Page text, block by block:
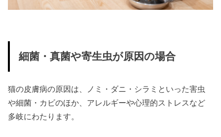
細菌・真菌や寄生虫が原因の場合
猫の皮膚病の原因は、ノミ・ダニ・シラミといった害虫
や細菌・カビのほか、アレルギーや心理的ストレスなど
多岐にわたります。